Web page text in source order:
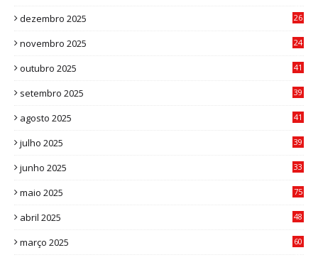
dezembro 2025
26
novembro 2025
24
outubro 2025
41
setembro 2025
39
agosto 2025
41
julho 2025
39
junho 2025
33
maio 2025 75
abril 2025
48
março 2025
60